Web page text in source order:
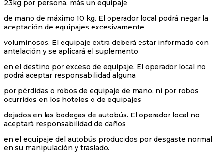
23kg por persona, más un equipaje
de mano de máximo 10 kg. El operador local podrá negar la
aceptación de equipajes excesivamente
voluminosos. El equipaje extra deberá estar informado con
antelación y se aplicará el suplemento
en el destino por exceso de equipaje. El operador local no
podrá aceptar responsabilidad alguna
por pérdidas o robos de equipaje de mano, ni por robos
ocurridos en los hoteles o de equipajes
dejados en las bodegas de autobús. El operador local no
aceptará responsabilidad de daños
en el equipaje del autobús producidos por desgaste normal
en su manipulación y traslado.